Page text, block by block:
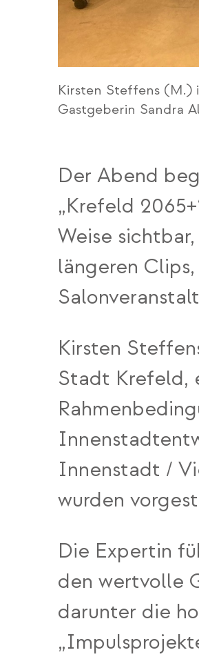
Kirsten Steffens (M.)
Gastgeberin Sandra
Der Abend
„Krefeld
Weise
längeren
Kirsten
Stadt Krefeld,
Innenstadt /
wurden
Die Expertin
den wertvolle
darunter die